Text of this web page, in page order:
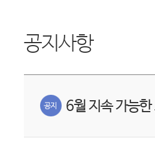
공지사항
6월 지속 가능